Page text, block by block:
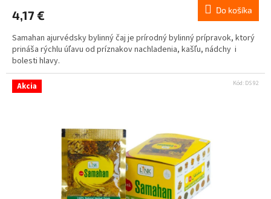
4,17 € Do košíka
Samahan ajurvédsky bylinný čaj je prírodný bylinný prípravok, ktorý
prináša rýchlu úľavu od príznakov nachladenia, kašľu, nádchy i
bolesti hlavy.
Akcia Kód: DS 92